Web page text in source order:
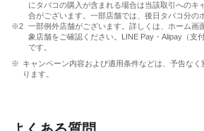
にタバコの購入が含まれる場合は当該取引へのキ
合がございます。一部店舗では、後日タバコ分の
一部例外店舗がございます。詳しくは、ホーム画
象店舗をご確認ください。LINE Pay・Alipay（支
です。
キャンペーン内容および適用条件などは、予告な
ります。